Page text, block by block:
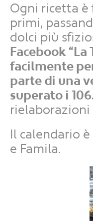
Ogni ricetta
primi,
dolci più
Facebook
facilmente
parte di una
superato i
rielaborazioni
Il calendario
e Famila.